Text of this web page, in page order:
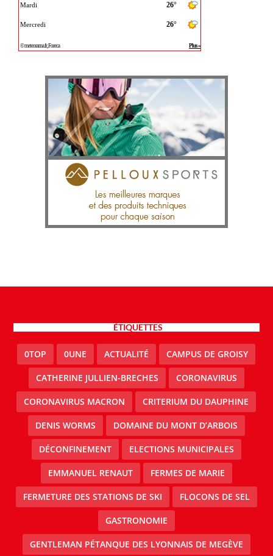
ÉTIQUETTES
0TOP 0UNE ACTUALITÉ CAMPUS DE GROISY
CATHERINE JULLIEN-BRECHES CORONAVIRUS
CORONAVIRUS MACRON CRITERIUM DU DAUPHINE
DENIS WORMS DOMAINE DU MONT D’ARBOIS
DÉCONFINEMENT ELECTIONS MUNICIPALES
EMMANUEL RENAUT FERMES DE MARIE
FERMETURE DES STATIONS DE SKI FLOCONS DE SEL
GASTRONOMIE
GENTLEMAN PÉTANQUE DES LYONNAIS DE MEGÈVE